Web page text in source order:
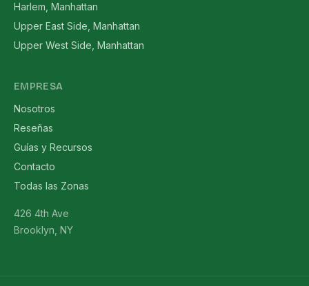
Harlem, Manhattan
Upper East Side, Manhattan
Upper West Side, Manhattan
EMPRESA
Nosotros
Reseñas
Guías y Recursos
Contacto
Todas las Zonas
426 4th Ave
Brooklyn, NY